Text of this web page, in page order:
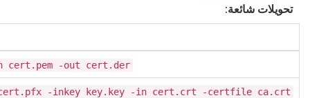
تحويلات شائعة:
cert.pem -out cert.der
cert.pfx -inkey key.key -in cert.crt -certfile ca.crt